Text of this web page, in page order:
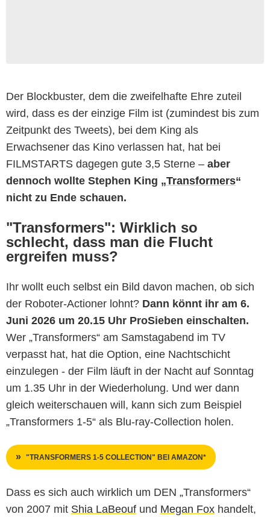
Der Blockbuster, dem die zweifelhafte Ehre zuteil
wird, dass es der einzige Film ist (zumindest bis zum
Zeitpunkt des Tweets), bei dem King als
Erwachsener das Kino verlassen hat, hat bei
FILMSTARTS dagegen gute 3,5 Sterne – aber
dennoch wollte Stephen King „Transformers“
nicht zu Ende schauen.
"Transformers": Wirklich so
schlecht, dass man die Flucht
ergreifen muss?
Ihr wollt euch selbst ein Bild davon machen, ob sich
der Roboter-Actioner lohnt? Dann könnt ihr am 6.
Juni 2026 um 20.15 Uhr ProSieben einschalten.
Wer „Transformers“ am Samstagabend im TV
verpasst hat, hat die Option, eine Nachtschicht
einzulegen - der Film läuft in der Nacht auf Sonntag
um 1.35 Uhr in der Wiederholung. Und wer dann
gleich weiterschauen will, kann sich zum Beispiel
„Transformers 1-5“ als Blu-ray-Collection holen.
"TRANSFORMERS 1-5 COLLECTION" BEI AMAZON*
Dass es sich auch wirklich um DEN „Transformers“
von 2007 mit Shia LaBeouf und Megan Fox handelt,